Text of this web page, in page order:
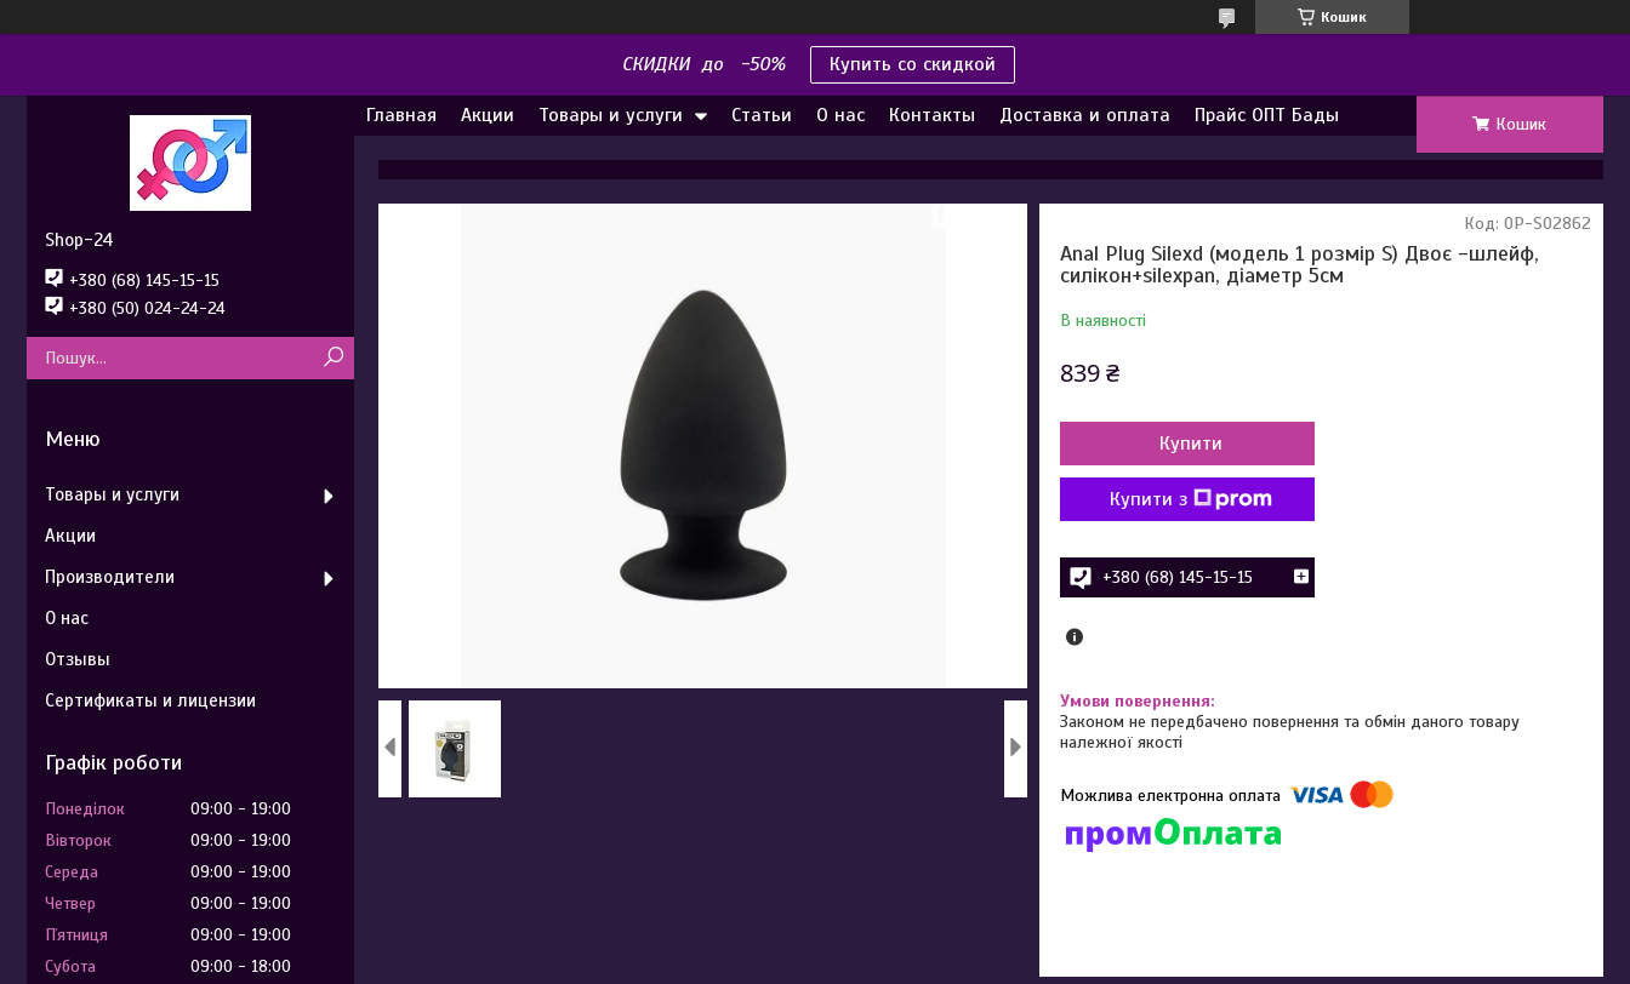
Кошик
СКИДКИ до -50% Купить со скидкой
Главная Акции Товары и услуги Статьи О нас Контакты Доставка и оплата Прайс ОПТ Бады Кошик
Anal Plug Silexd (модель 1 розмір S) Двоє -шлейф,
силікон+silexpan, діаметр 5см
В наявності
Код: OP-SO2862
839 ₴
Купити
Купити з
+380 (68) 145-15-15
Законом не передбачено повернення та обмін даного товару
належної якості
Shop-24
+380 (68) 145-15-15
+380 (50) 024-24-24
Товары и услуги
Акции
Производители
О нас
Отзывы
Сертификаты и лицензии
Графік роботи
Понеділок 09:00
19:00
Вівторок
09:00
19:00
Середа
09:00
19:00
Четвер
09:00
19:00
Пʼятниця
09:00
19:00
Субота
09:00
18:00